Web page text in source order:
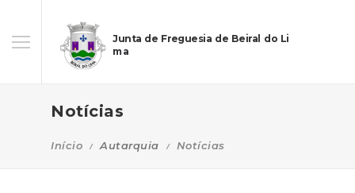
Junta de Freguesia de Beiral do Li
ma
Notícias
Início Autarquia Notícias